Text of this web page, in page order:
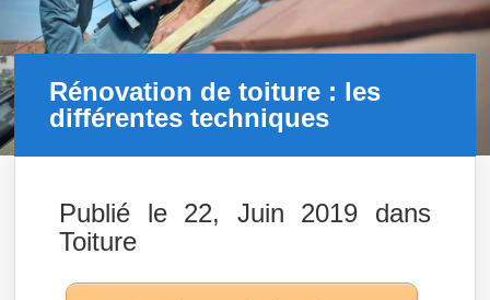
Rénovation de toiture : les
différentes techniques
Publié le 22, Juin 2019 dans
Toiture